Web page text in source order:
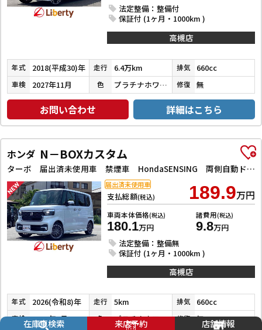
法定整備：整備付
保証付 (1ヶ月・1000km )
高槻店
年式 2018(平成30)年 走行 6.4万km 排気 660cc
車検 2027年11月 色 プラチナホワイトパール 修復 無
お問い合わせ 詳細はこちら
ホンダ N－BOXカスタム
ターボ 届出済未使用車 禁煙車 HondaSENSING 両側自動ドア アダプティブクルーズコントロール 電子パーキング 革巻きステアリング パドルシフト 前席シートヒーター LEDヘッドライト スマートキー
支払総額(税込) 189.9万円
車両本体価格(税込)
180.1万円
諸費用(税込)
9.8万円
法定整備：整備無
保証付 (1ヶ月・1000km )
届出済未使用車
高槻店
年式 2026(令和8)年 走行 5km 排気 660cc
車検 2029年7月 色 プラチナホワイトパール 修復 無
在庫車検索 来店予約 店舗情報